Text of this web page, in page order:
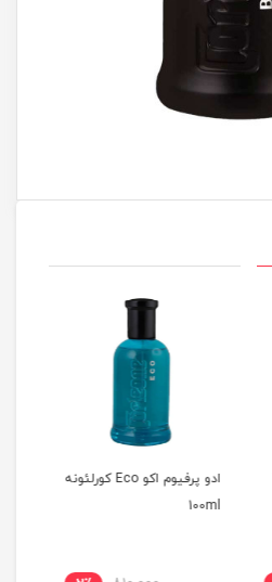
ادو پرفیوم اکو Eco کورلئونه
100ml